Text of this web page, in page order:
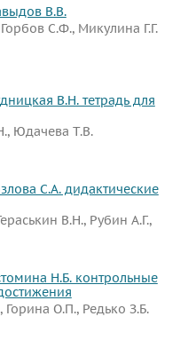
В.В.
С.Ф., Микулина Г.Г.
В.Н. тетрадь для
Юдачева Т.В.
С.А. дидактические
В.Н., Рубин А.Г.,
Н.Б. контрольные
Горина О.П., Редько З.Б.